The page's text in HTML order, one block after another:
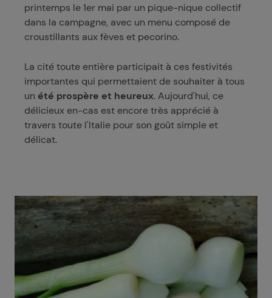
printemps le 1er mai par un pique-nique collectif
dans la campagne, avec un menu composé de
croustillants aux fèves et pecorino.
La cité toute entière participait à ces festivités
importantes qui permettaient de souhaiter à tous
un été prospère et heureux. Aujourd'hui, ce
délicieux en-cas est encore très apprécié à
travers toute l'Italie pour son goût simple et
délicat.